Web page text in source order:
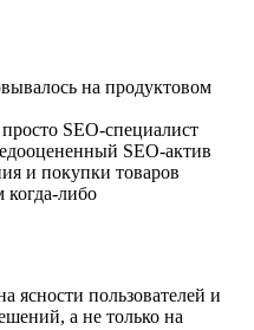
на продуктовом
SEO-специалист
SEO-актив
и покупки товаров
когда-либо
ясности пользователей и
а не только на